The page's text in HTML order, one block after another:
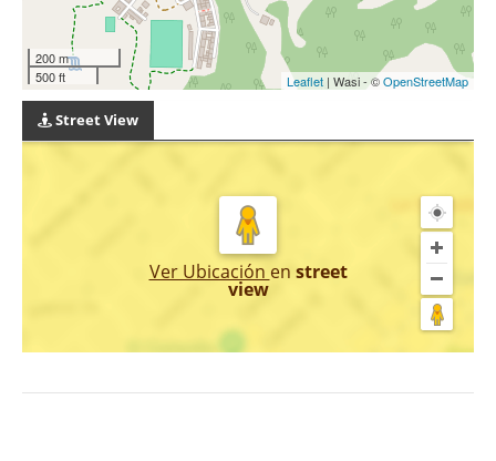
200 m
500 ft
Leaflet | Wasi - ©OpenStreetMap
Street View
Ver Ubicación en street
view